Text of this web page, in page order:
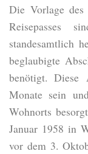
Die Vorlage des
Reisepasses
standesamtlich
beglaubigte
benötigt.
Monate sein
Wohnorts
Januar 1958 in
vor dem 3.